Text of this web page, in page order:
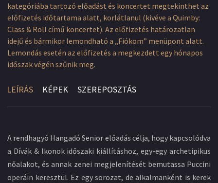
kategóriába tartozó előadást és koncertet megtekinthet az
előfizetés időtartama alatt, korlátlanul (kivéve a Quimby:
Class & Roll című koncertet). Az előfizetés határozatlan
idejű és bármikor lemondható a „Fiókom” menüpont alatt.
Lemondás esetén az előfizetés a megkezdett egy hónapos
időszak végén szűnik meg.
LEÍRÁS KÉPEK SZEREPOSZTÁS
A rendhagyó Hangadó Senior előadás célja, hogy kapcsolódva
a Dívák & Ikonok időszaki kiállításhoz, egy-egy archetipikus
nőalakot, és annak zenei megjelenítését bemutassa Puccini
operáin keresztül. Ez egy sorozat, de alkalmanként is kerek